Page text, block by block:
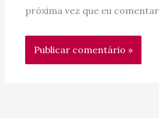
próxima vez que eu